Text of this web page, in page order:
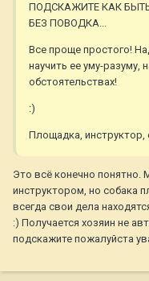
ПОДСКАЖИТЕ КАК
БЕЗ ПОВОДКА...
Все проще простого!
научить ее уму-разуму,
обстоятельствах!
:)
Площадка, инструктор,
Это всё конечно понятно.
инструктором, но собака
всегда свои дела
:) Получается хозяин не
подскажите пожалуйста